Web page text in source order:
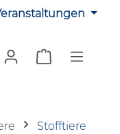
hast 0 Produkte auf
Warenkorb
Stofftiere